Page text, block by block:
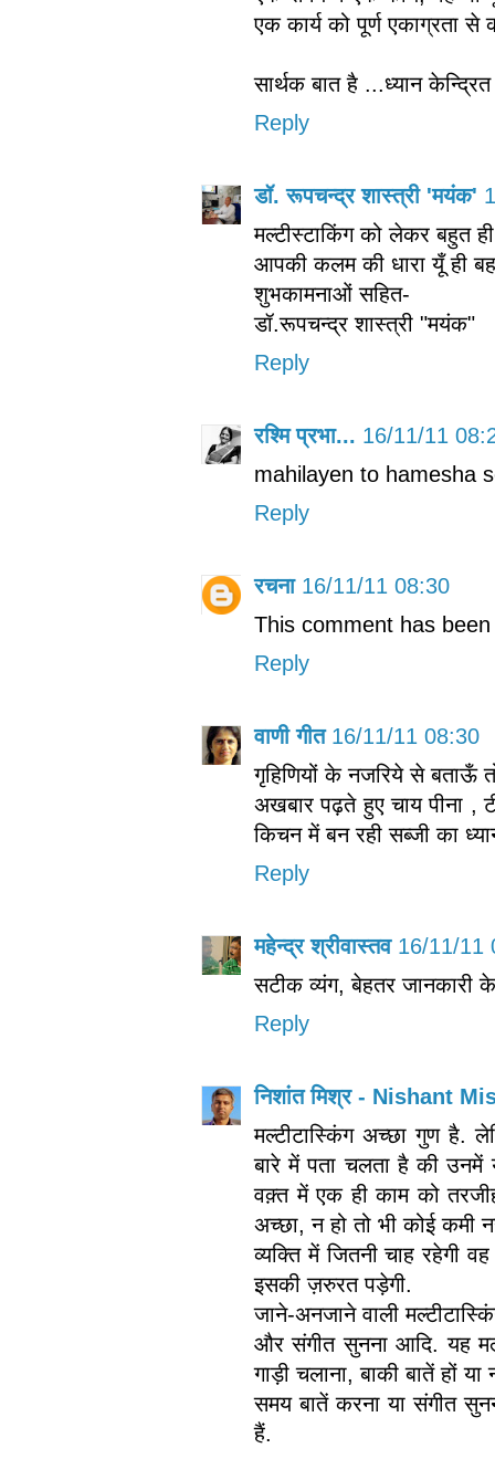
एक कार्य को पूर्ण एकाग्रता
सार्थक बात है ...ध्यान केन्द्रित
Reply
डॉ. रूपचन्द्र शास्त्री 'मयंक'
मल्टीस्टाकिंग को लेकर बहुत
आपकी कलम की धारा यूँ ही
शुभकामनाओं सहित-
डॉ.रूपचन्द्र शास्त्री "मयंक"
Reply
रश्मि प्रभा... 16/11/11
mahilayen to hamesha
Reply
रचना 16/11/11 08:30
This comment has
Reply
वाणी गीत 16/11/11 08:30
गृहिणियों के नजरिये से बताऊँ
अखबार पढ़ते हुए चाय पीना ,
किचन में बन रही सब्जी का
Reply
महेन्द्र श्रीवास्तव 16/11/11
सटीक व्यंग, बेहतर जानकारी
Reply
निशांत मिश्र - Nishant
मल्टीटास्किंग अच्छा गुण है.
बारे में पता चलता है की
वक़्त में एक ही काम को
अच्छा, न हो तो भी कोई कमी
व्यक्ति में जितनी चाह रहेगी
इसकी ज़रुरत पड़ेगी.
जाने-अनजाने वाली
और संगीत सुनना आदि. यह
गाड़ी चलाना, बाकी बातें हों
समय बातें करना या संगीत
हैं.